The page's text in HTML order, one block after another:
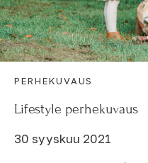
PERHEKUVAUS
Lifestyle perhekuvaus
30 syyskuu 2021